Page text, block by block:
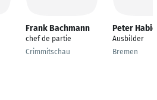
Frank Bachmann
chef de partie
Crimmitschau
Peter Habich
Ausbilder
Bremen